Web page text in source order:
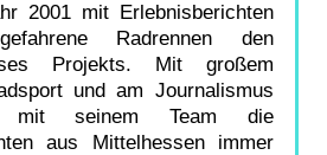
2001 mit Erlebnisberichten
Radrennen den
Projekts. Mit großem
und am Journalismus
mit seinem Team die
aus Mittelhessen immer